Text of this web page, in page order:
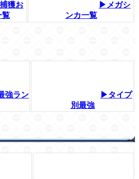
獲お
覧
▶メガシ
ンカ一覧
強ラン
▶タイプ
別最強